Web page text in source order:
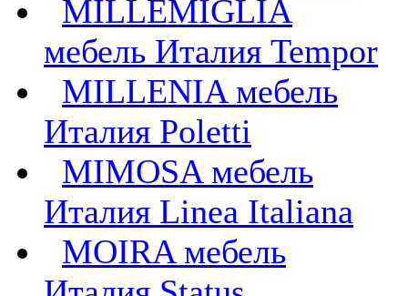
MILLEMIGLIA
мебель Италия Tempor
MILLENIA мебель
Италия Poletti
MIMOSA мебель
Италия Linea Italiana
MOIRA мебель